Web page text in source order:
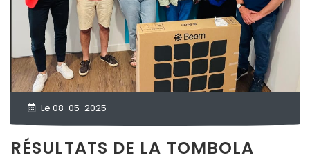
Le 08-05-2025
RÉSULTATS DE LA TOMBOLA